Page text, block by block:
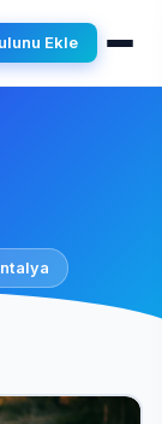
Ekle